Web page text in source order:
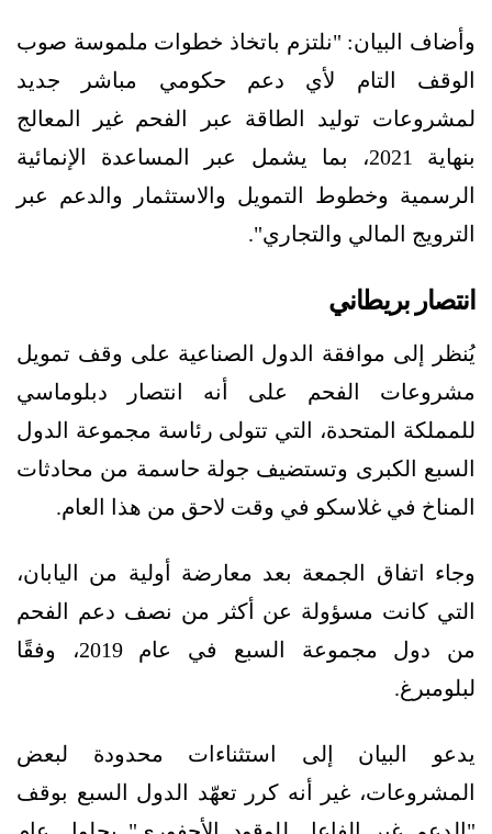
وأضاف البيان: "نلتزم باتخاذ خطوات ملموسة صوب
الوقف التام لأي دعم حكومي مباشر جديد
لمشروعات توليد الطاقة عبر الفحم غير المعالج
بنهاية 2021، بما يشمل عبر المساعدة الإنمائية
الرسمية وخطوط التمويل والاستثمار والدعم عبر
الترويج المالي والتجاري".
انتصار بريطاني
يُنظر إلى موافقة الدول الصناعية على وقف تمويل
مشروعات الفحم على أنه انتصار دبلوماسي
للمملكة المتحدة، التي تتولى رئاسة مجموعة الدول
السبع الكبرى وتستضيف جولة حاسمة من محادثات
المناخ في غلاسكو في وقت لاحق من هذا العام.
وجاء اتفاق الجمعة بعد معارضة أولية من اليابان،
التي كانت مسؤولة عن أكثر من نصف دعم الفحم
من دول مجموعة السبع في عام 2019، وفقًا
لبلومبرغ.
يدعو البيان إلى استثناءات محدودة لبعض
المشروعات، غير أنه كرر تعهّد الدول السبع بوقف